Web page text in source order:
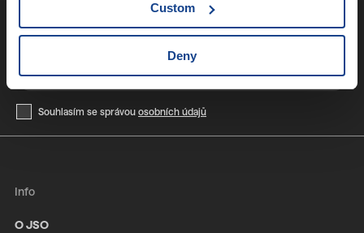
Custom
Deny
Přihlásit se
Souhlasím se správou osobních údajů
Info
O JSO